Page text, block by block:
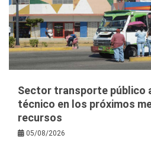
Sector transporte público
técnico en los próximos
recursos
05/08/2026